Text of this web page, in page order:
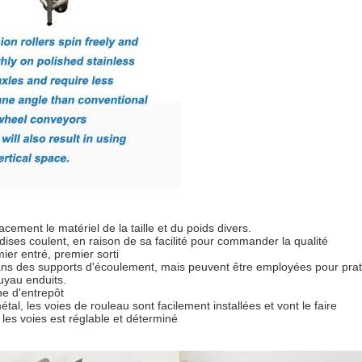
le matériel de la taille et du poids divers.
coulent, en raison de sa facilité pour commander la qualité
entré, premier sorti
des supports d'écoulement, mais peuvent être employées pour
enduits.
d'entrepôt
les voies de rouleau sont facilement installées et vont le faire
voies est réglable et déterminé